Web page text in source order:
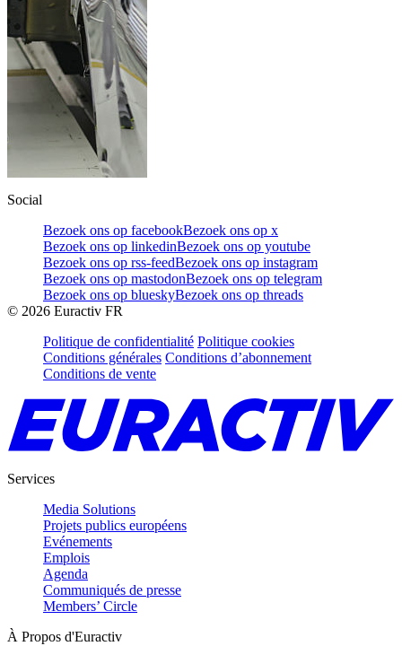
Social
Bezoek ons op facebookBezoek ons op x
Bezoek ons op linkedinBezoek ons op youtube
Bezoek ons op rss-feedBezoek ons op instagram
Bezoek ons op mastodonBezoek ons op telegram
Bezoek ons op blueskyBezoek ons op threads
© 2026 Euractiv FR
Politique de confidentialité Politique cookies
Conditions générales Conditions d’abonnement
Conditions de vente
Services
Media Solutions
Projets publics européens
Evénements
Emplois
Agenda
Communiqués de presse
Members’ Circle
À Propos d'Euractiv